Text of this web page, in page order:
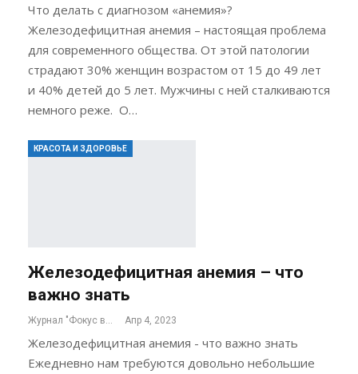
Что делать с диагнозом «анемия»?
Железодефицитная анемия – настоящая проблема
для современного общества. От этой патологии
страдают 30% женщин возрастом от 15 до 49 лет
и 40% детей до 5 лет. Мужчины с ней сталкиваются
немного реже. О…
КРАСОТА И ЗДОРОВЬЕ
Железодефицитная анемия – что
важно знать
Журнал "Фокус внимания" Апр 4, 2023
Железодефицитная анемия - что важно знать
Ежедневно нам требуются довольно небольшие